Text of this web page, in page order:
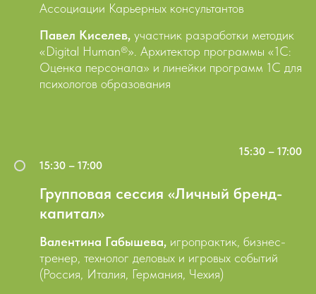
Ассоциации Карьерных консультантов
Павел Киселев, участник разработки методик
«Digital Human®». Архитектор программы «1С:
Оценка персонала» и линейки программ 1С для
психологов образования
15:30 – 17:00
15:30 – 17:00
Групповая сессия «Личный бренд-
капитал»
Валентина Габышева, игропрактик, бизнес-
тренер, технолог деловых и игровых событий
(Россия, Италия, Германия, Чехия)